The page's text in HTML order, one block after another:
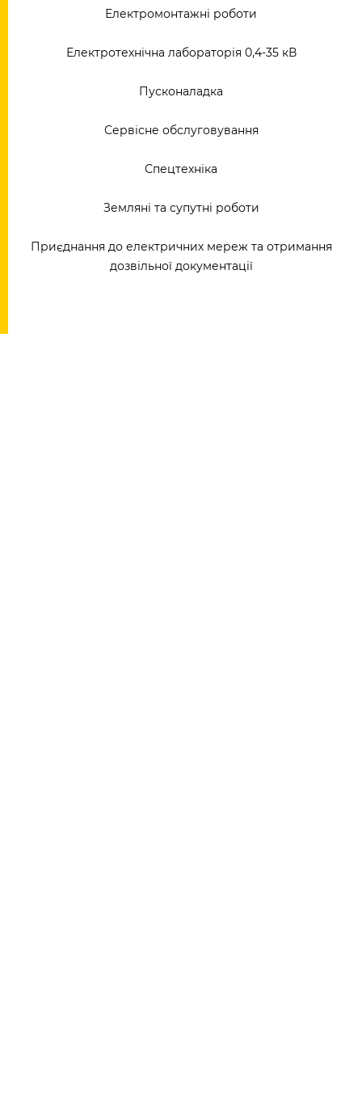
Електромонтажні роботи
Електротехнічна лабораторія 0,4-35 кВ
Пусконаладка
Сервісне обслуговування
Спецтехніка
Земляні та супутні роботи
Приєднання до електричних мереж та отримання
дозвільної документації